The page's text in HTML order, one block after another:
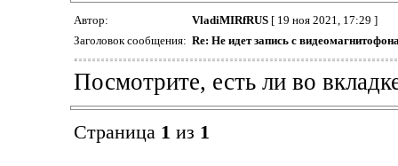
Автор: VladiMIRfRUS [ 19 ноя 2021, 17:29 ]
Заголовок сообщения: Re: Не идет запись с
Посмотрите, есть ли во
Страница 1 из 1